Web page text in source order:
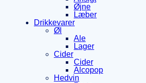
Øjne
Læber
Drikkevarer
Øl
Ale
Lager
Cider
Cider
Alcopop
Hedvin